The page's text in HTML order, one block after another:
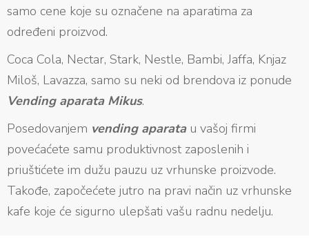
samo cene koje su označene na aparatima za
određeni proizvod.
Coca Cola, Nectar, Stark, Nestle, Bambi, Jaffa, Knjaz
Miloš, Lavazza, samo su neki od brendova iz ponude
Vending aparata Mikus.
Posedovanjem vending aparata u vašoj firmi
povećaćete samu produktivnost zaposlenih i
priuštićete im dužu pauzu uz vrhunske proizvode.
Takođe, započećete jutro na pravi način uz vrhunske
kafe koje će sigurno ulepšati vašu radnu nedelju.